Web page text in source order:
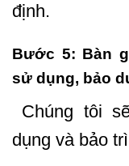
định.
Bước 5: Bàn
sử dụng, bảo
Chúng tôi
dụng và bảo